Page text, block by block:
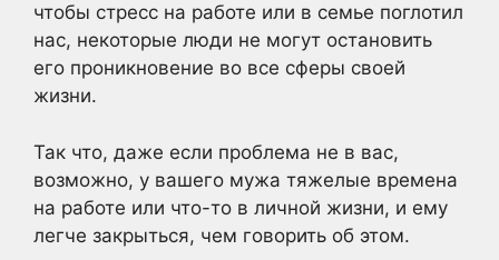
чтобы стресс на работе или в семье поглотил
нас, некоторые люди не могут остановить
его проникновение во все сферы своей
жизни.
Так что, даже если проблема не в вас,
возможно, у вашего мужа тяжелые времена
на работе или что-то в личной жизни, и ему
легче закрыться, чем говорить об этом.